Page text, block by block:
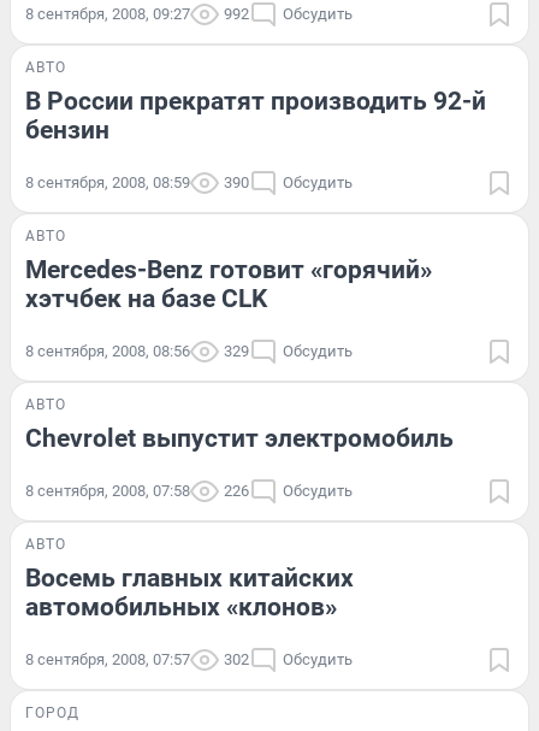
8 сентября, 2008, 09:27 992 Обсудить
АВТО
В России прекратят производить 92-й
бензин
8 сентября, 2008, 08:59 390 Обсудить
АВТО
Mercedes-Benz готовит «горячий»
хэтчбек на базе CLK
8 сентября, 2008, 08:56 329 Обсудить
АВТО
Chevrolet выпустит электромобиль
8 сентября, 2008, 07:58 226 Обсудить
АВТО
Восемь главных китайских
автомобильных «клонов»
8 сентября, 2008, 07:57 302 Обсудить
ГОРОД